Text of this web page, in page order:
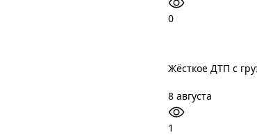
0
Жёсткое ДТП с
8 августа
1